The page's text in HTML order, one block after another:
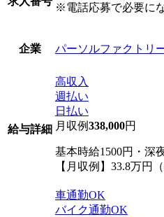
※電話応募で必要に
企業 パーソルファクトリ
給与詳細
高収入
週払い
日払い
月収例338,000円
基本時給1500円・深
【月収例】33.8万円
車通勤OK
バイク通勤OK